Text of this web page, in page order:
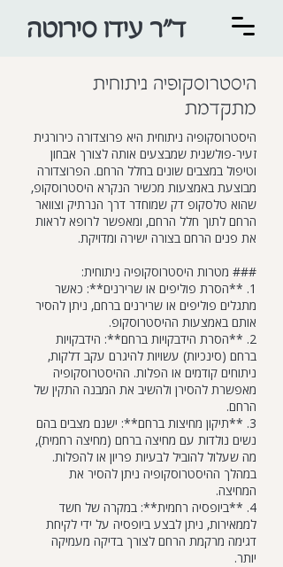
ד"ר עידו סירוטה
היסטרוסקופיה ניתוחית
מתקדמת
היסטרוסקופיה ניתוחית היא פרוצדורה כירורגית
זעיר-פולשנית שמבצעים אותה לצורך אבחון
וטיפול במצבים שונים בחלל הרחם. הפרוצדורה
מבוצעת באמצעות מכשיר הנקרא היסטרוסקופ,
שהוא טלסקופ דק שמוחדר דרך הנרתיק וצוואר
הרחם לתוך חלל הרחם, ומאפשר לרופא לראות
את פנים הרחם בצורה ישירה ומדויקת.
### מטרות היסטרוסקופיה ניתוחית:
1. **הסרת פוליפים או שרירנים**: כאשר
מתגלים פוליפים או שרירנים ברחם, ניתן להסיר
אותם באמצעות ההיסטרוסקופ.
2. **הסרת הידבקויות ברחם**: הידבקויות
ברחם (סינכיות) עשויות להיגרם עקב דלקות,
ניתוחים קודמים או הפלות. ההיסטרוסקופיה
מאפשרת להסירן ולהשיב את המבנה התקין של
הרחם.
3. **תיקון מחיצות ברחם**: ישנם מצבים בהם
נשים נולדות עם מחיצה ברחם (מחיצה רחמית),
מה שעלול להוביל לבעיות פריון או להפלות.
במהלך ההיסטרוסקופיה ניתן להסיר את
המחיצה.
4. **ביופסיה רחמית**: במקרה של חשד
לממאירות, ניתן לבצע ביופסיה על ידי לקיחת
דגימה מרקמת הרחם לצורך בדיקה מעמיקה
יותר.